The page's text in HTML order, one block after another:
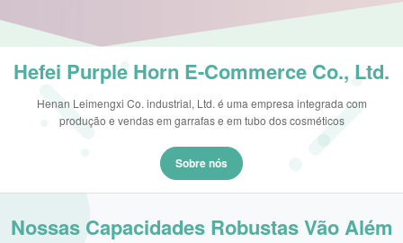
Hefei Purple Horn E-Commerce Co., Ltd.
Henan Leimengxi Co. industrial, Ltd. é uma empresa integrada com
produção e vendas em garrafas e em tubo dos cosméticos
Sobre nós
Nossas Capacidades Robustas Vão Além